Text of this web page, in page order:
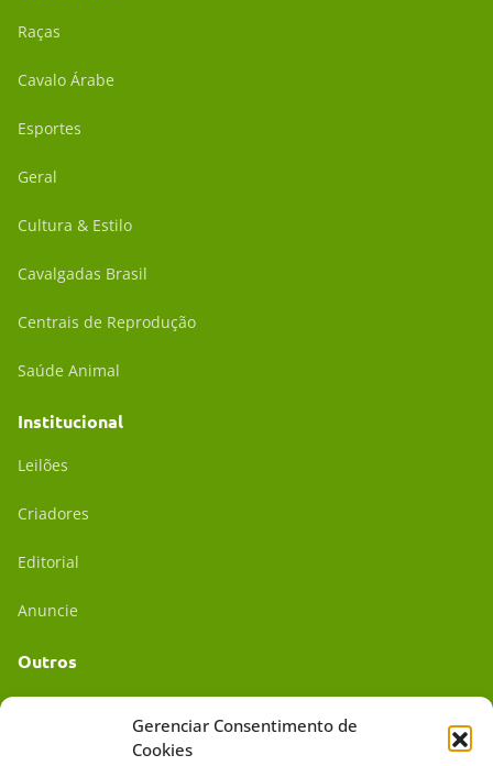
Gerenciar Consentimento de
Cookies
Raças
Cavalo Árabe
Esportes
Geral
Cultura & Estilo
Cavalgadas Brasil
Centrais de Reprodução
Saúde Animal
Institucional
Leilões
Criadores
Editorial
Anuncie
Outros